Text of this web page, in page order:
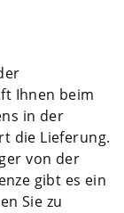
Ihnen beim
in der
die Lieferung.
von der
gibt es ein
Sie zu